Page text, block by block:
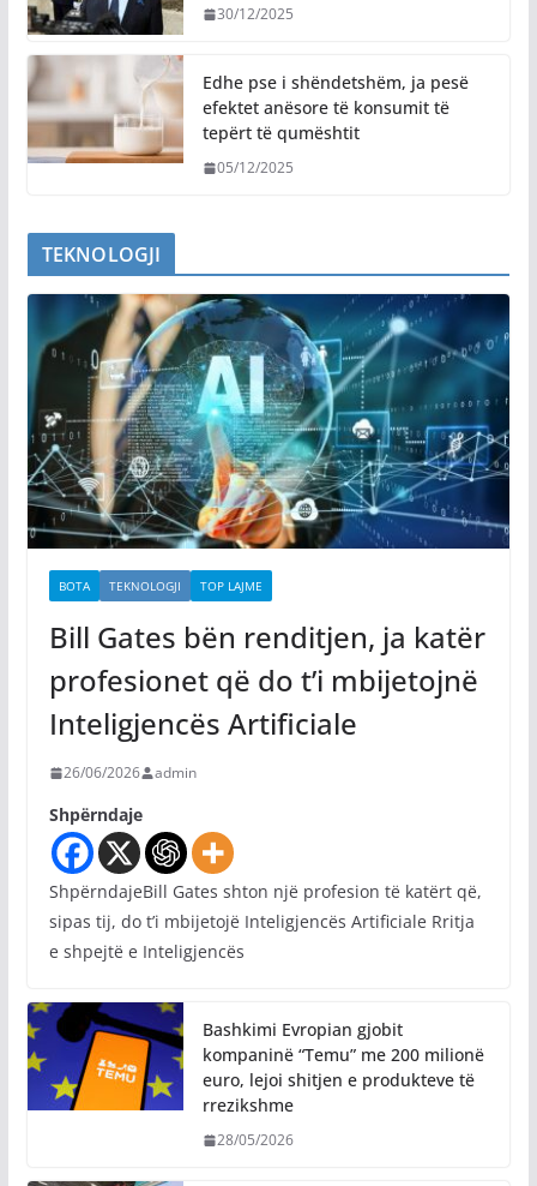
30/12/2025
Edhe pse i shëndetshëm, ja pesë
efektet anësore të konsumit të
tepërt të qumështit
05/12/2025
TEKNOLOGJI
BOTA TEKNOLOGJI TOP LAJME
Bill Gates bën renditjen, ja katër
profesionet që do t’i mbijetojnë
Inteligjencës Artificiale
26/06/2026 admin
Shpërndaje
ShpërndajeBill Gates shton një profesion të katërt që,
sipas tij, do t’i mbijetojë Inteligjencës Artificiale Rritja
e shpejtë e Inteligjencës
Bashkimi Evropian gjobit
kompaninë “Temu” me 200 milionë
euro, lejoi shitjen e produkteve të
rrezikshme
28/05/2026